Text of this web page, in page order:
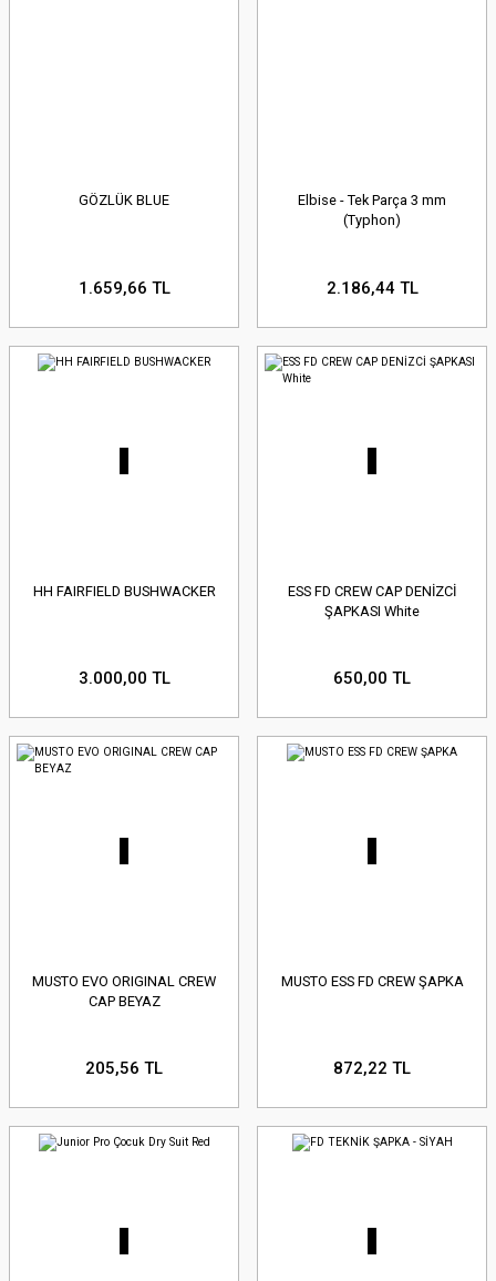
GÖZLÜK BLUE
1.659,66 TL
Elbise - Tek Parça 3 mm
(Typhon)
2.186,44 TL
HH FAIRFIELD BUSHWACKER
3.000,00 TL
ESS FD CREW CAP DENİZCİ
ŞAPKASI White
650,00 TL
MUSTO EVO ORIGINAL CREW
CAP BEYAZ
205,56 TL
MUSTO ESS FD CREW ŞAPKA
872,22 TL